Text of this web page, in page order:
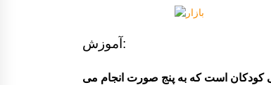
آموزش:
کودکان است که به پنج صورت انجام می